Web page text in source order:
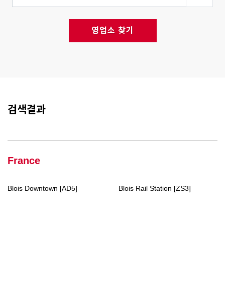
영업소 찾기
검색결과
France
Blois Downtown [AD5] Blois Rail Station [ZS3]